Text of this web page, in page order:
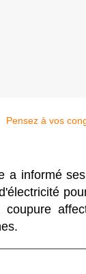
a informé